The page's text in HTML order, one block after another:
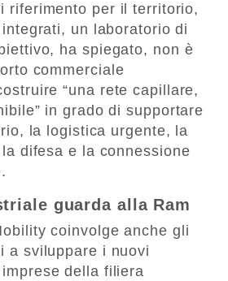
riferimento per il territorio,
un laboratorio di
ha spiegato, non è
commerciale
“una rete capillare,
in grado di supportare
la logistica urgente, la
difesa e la connessione
guarda alla Ram
coinvolge anche gli
a sviluppare i nuovi
della filiera